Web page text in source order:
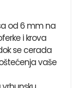
od 6 mm na
i krova
se cerada
vaše